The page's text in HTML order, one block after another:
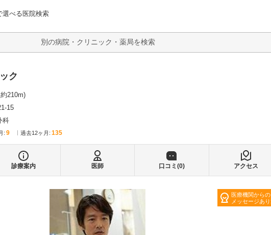
選べる医院検索
び
検索
ク
210m)
15
科
: 9 過去12ヶ月: 135
診療案内 医師 口コミ(0) アクセス
医療機関からの
メッセージあり